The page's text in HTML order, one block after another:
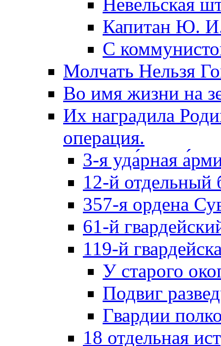
Капитан Ю.
С
Молчать Нельзя
Во имя жизни на
Их наградила
операция.
3-я уда́рная
12-й отдельный
357-я ордена
61-й
119-й
У старого
Подвиг
Гвардии
18 отдельная